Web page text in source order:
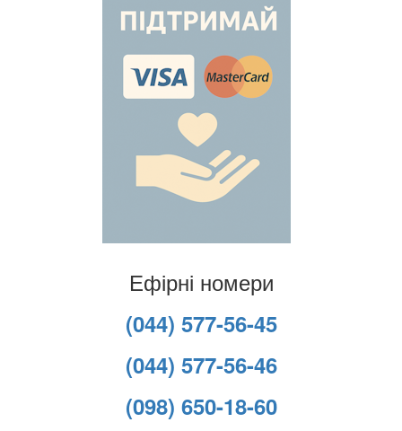
Ефірні номери
(044) 577-56-45
(044) 577-56-46
(098) 650-18-60